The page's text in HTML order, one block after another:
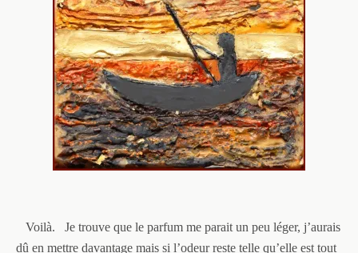
Voilà.
Je trouve que le parfum me parait un peu léger, j’aurais
dû en mettre davantage mais si l’odeur reste telle qu’elle est tout